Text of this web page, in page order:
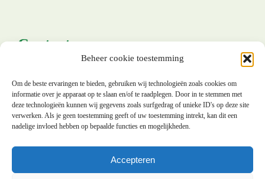
Beheer cookie toestemming
Om de beste ervaringen te bieden, gebruiken wij technologieën zoals cookies om
informatie over je apparaat op te slaan en/of te raadplegen. Door in te stemmen met
deze technologieën kunnen wij gegevens zoals surfgedrag of unieke ID's op deze site
verwerken. Als je geen toestemming geeft of uw toestemming intrekt, kan dit een
nadelige invloed hebben op bepaalde functies en mogelijkheden.
Accepteren
Contacteer ons
Straatsburgdok-Noordkaai 21 bus 3
info@actiphone.be